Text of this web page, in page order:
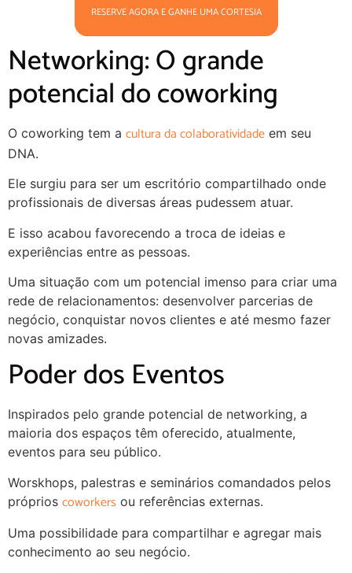
RESERVE AGORA E GANHE UMA CORTESIA
Networking: O grande
potencial do coworking
O coworking tem a cultura da colaboratividade em seu
DNA.
Ele surgiu para ser um escritório compartilhado onde
profissionais de diversas áreas pudessem atuar.
E isso acabou favorecendo a troca de ideias e
experiências entre as pessoas.
Uma situação com um potencial imenso para criar uma
rede de relacionamentos: desenvolver parcerias de
negócio, conquistar novos clientes e até mesmo fazer
novas amizades.
Poder dos Eventos
Inspirados pelo grande potencial de networking, a
maioria dos espaços têm oferecido, atualmente,
eventos para seu público.
Worskhops, palestras e seminários comandados pelos
próprios coworkers ou referências externas.
Uma possibilidade para compartilhar e agregar mais
conhecimento ao seu negócio.